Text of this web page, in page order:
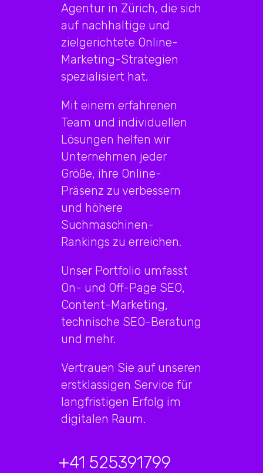
Agentur in Zürich, die sich
auf nachhaltige und
zielgerichtete Online-
Marketing-Strategien
spezialisiert hat.
Mit einem erfahrenen
Team und individuellen
Lösungen helfen wir
Unternehmen jeder
Größe, ihre Online-
Präsenz zu verbessern
und höhere
Suchmaschinen-
Rankings zu erreichen.
Unser Portfolio umfasst
On- und Off-Page SEO,
Content-Marketing,
technische SEO-Beratung
und mehr.
Vertrauen Sie auf unseren
erstklassigen Service für
langfristigen Erfolg im
digitalen Raum.
+41 525391799